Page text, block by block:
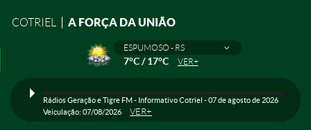
COTRIEL A FORÇA DA UNIÃO
ESPUMOSO - RS
7°C / 17°C VER+
Rádios Geração e Tigre FM - Informativo Cotriel - 07 de agosto de 2026
Veiculação: 07/08/2026
VER+